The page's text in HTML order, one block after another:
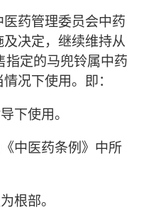
药管理委员会中药
决定，继续维持从
指定的马兜铃属中药
况下使用。即：
下使用。
中医药条例》中所
根部。